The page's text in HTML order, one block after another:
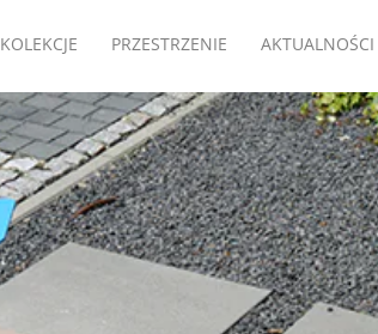
KOLEKCJE PRZESTRZENIE AKTUALNOŚCI